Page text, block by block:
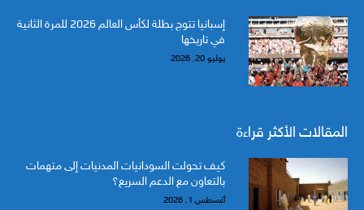
إسبانيا تتوج بطلة لكأس العالم 2026 للمرة الثانية
في تاريخها
يوليو 20, 2026
المقالات الأكثر قراءة
كيف تحولت السودانيات المدنيات إلى متهمات
بالتعاون مع الدعم السريع؟
أغسطس 1, 2026